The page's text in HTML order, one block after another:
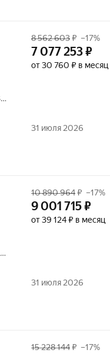
8 562 603₽ –17%
7 077 253₽
от 30 760 ₽ в месяц
31 июля 2026
10 890 964₽ –17%
9 001 715₽
от 39 124 ₽ в месяц
31 июля 2026
15 228 144₽ –17%